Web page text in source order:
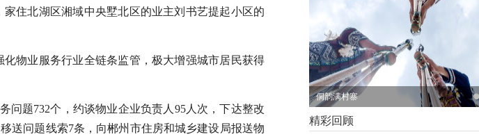
住北湖区湘域中央墅北区的业主刘书艺提起小区的
物业服务行业全链条监管，极大增强城市居民获得
题732个，约谈物业企业负责人95人次，下达整改
送问题线索7条，向郴州市住房和城乡建设局报送物
【专题】树立和践行正确政绩观学习教
育
精彩回顾